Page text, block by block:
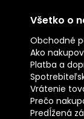
Všetko o
Obchodné
Ako
Platba a
Vrátenie
Prečo
Predĺžená